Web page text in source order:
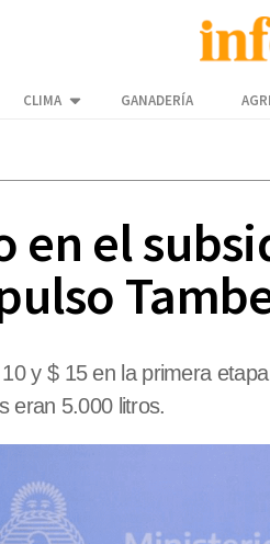
CLIMA GANADERÍA
en el
y $ 15 en la primera
eran 5.000 litros.